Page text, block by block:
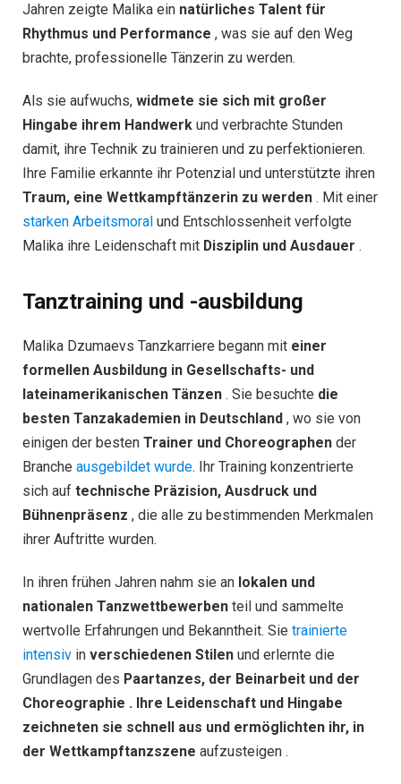
Jahren zeigte Malika ein natürliches Talent für
Rhythmus und Performance , was sie auf den Weg
brachte, professionelle Tänzerin zu werden.
Als sie aufwuchs, widmete sie sich mit großer
Hingabe ihrem Handwerk und verbrachte Stunden
damit, ihre Technik zu trainieren und zu perfektionieren.
Ihre Familie erkannte ihr Potenzial und unterstützte ihren
Traum, eine Wettkampftänzerin zu werden . Mit einer
starken Arbeitsmoral und Entschlossenheit verfolgte
Malika ihre Leidenschaft mit Disziplin und Ausdauer .
Tanztraining und -ausbildung
Malika Dzumaevs Tanzkarriere begann mit einer
formellen Ausbildung in Gesellschafts- und
lateinamerikanischen Tänzen . Sie besuchte die
besten Tanzakademien in Deutschland , wo sie von
einigen der besten Trainer und Choreographen der
Branche ausgebildet wurde. Ihr Training konzentrierte
sich auf technische Präzision, Ausdruck und
Bühnenpräsenz , die alle zu bestimmenden Merkmalen
ihrer Auftritte wurden.
In ihren frühen Jahren nahm sie an lokalen und
nationalen Tanzwettbewerben teil und sammelte
wertvolle Erfahrungen und Bekanntheit. Sie trainierte
intensiv in verschiedenen Stilen und erlernte die
Grundlagen des Paartanzes, der Beinarbeit und der
Choreographie . Ihre Leidenschaft und Hingabe
zeichneten sie schnell aus und ermöglichten ihr, in
der Wettkampftanzszene aufzusteigen .